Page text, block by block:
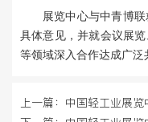
展览中心与中青博
具体意见，并就会议展
等领域深入合作达成广泛